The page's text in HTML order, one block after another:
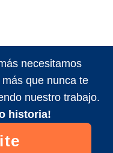
necesitamos
que nunca te
nuestro trabajo.
historia!